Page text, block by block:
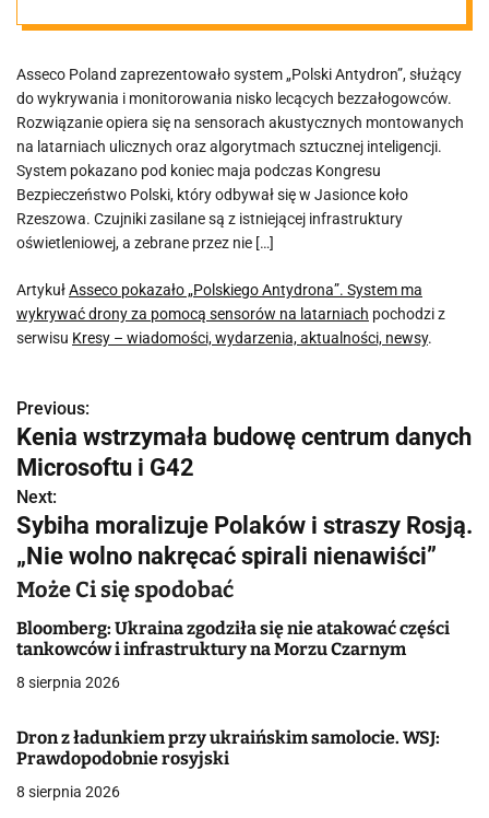
System ma
wykrywać
drony za
pomocą
sensorów na
latarniach
Asseco Poland zaprezentowało system „Polski Antydron”, służący
do wykrywania i monitorowania nisko lecących bezzałogowców.
Rozwiązanie opiera się na sensorach akustycznych montowanych
na latarniach ulicznych oraz algorytmach sztucznej inteligencji.
System pokazano pod koniec maja podczas Kongresu
Bezpieczeństwo Polski, który odbywał się w Jasionce koło
Rzeszowa. Czujniki zasilane są z istniejącej infrastruktury
oświetleniowej, a zebrane przez nie […]
ArtykułAsseco pokazało „Polskiego Antydrona”. System ma
wykrywać drony za pomocą sensorów na latarniach pochodzi z
serwisu Kresy – wiadomości, wydarzenia, aktualności, newsy.
N
a
w
i
g
a
c
a
w
Previous:
Kenia wstrzymała budowę centrum danych
Microsoftu i G42
Next:
Sybiha moralizuje Polaków i straszy Rosją.
„Nie wolno nakręcać spirali nienawiści”
Może Ci się spodobać
Bloomberg: Ukraina zgodziła się nie atakować części
tankowców i infrastruktury na Morzu Czarnym
8 sierpnia 2026
Dron z ładunkiem przy ukraińskim samolocie. WSJ:
Prawdopodobnie rosyjski
8 sierpnia 2026